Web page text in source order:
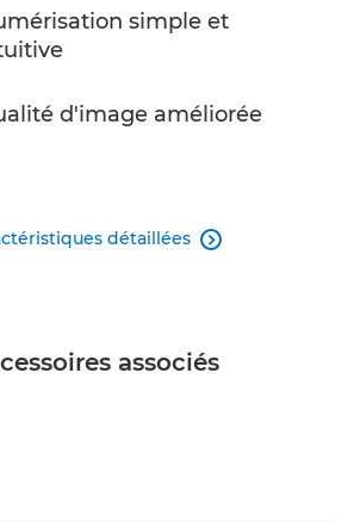
simple et
d'image améliorée
détaillées 
associés